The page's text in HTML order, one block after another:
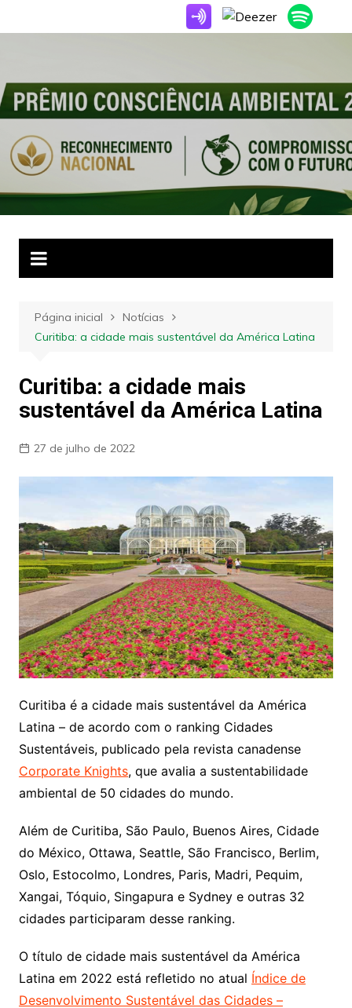
para
Página inicial
Notícias
Curitiba: a cidade mais sustentável da América Latina
Curitiba: a cidade mais
sustentável da América Latina
27 de julho de 2022
Curitiba é a cidade mais sustentável da América
Latina – de acordo com o ranking Cidades
Sustentáveis, publicado pela revista canadense
Corporate Knights, que avalia a sustentabilidade
ambiental de 50 cidades do mundo.
Além de Curitiba, São Paulo, Buenos Aires, Cidade
do México, Ottawa, Seattle, São Francisco, Berlim,
Oslo, Estocolmo, Londres, Paris, Madri, Pequim,
Xangai, Tóquio, Singapura e Sydney e outras 32
cidades participaram desse ranking.
O título de cidade mais sustentável da América
Latina em 2022 está refletido no atual Índice de
Desenvolvimento Sustentável das Cidades –